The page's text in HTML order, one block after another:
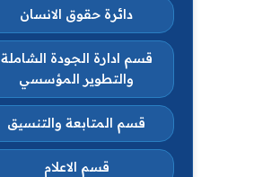
دائرة حقوق الانسان
قسم ادارة الجودة الشاملة
والتطوير المؤسسي
قسم المتابعة والتنسيق
قسم الاعلام